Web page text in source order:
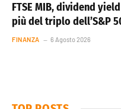
FTSE MIB, dividend
più del triplo dell’S&P
FINANZA 6 Agosto 2026